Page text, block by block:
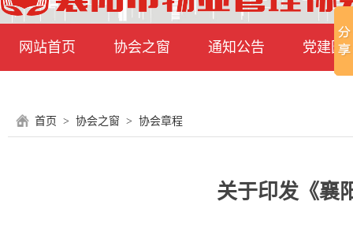
网站首页 协会之窗 通知公告 党建园
首页 > 协会之窗 > 协会章程
关于印发《襄